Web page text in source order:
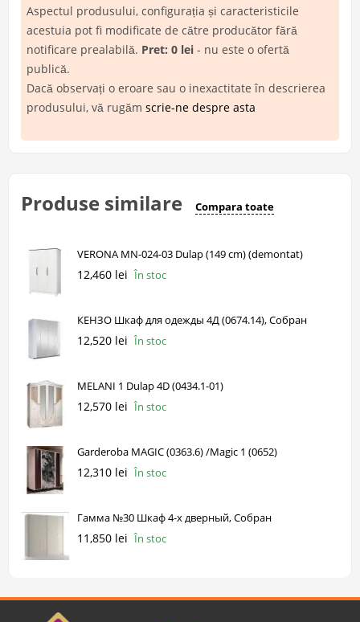
Aspectul produsului, configurația și caracteristicile
acestuia pot fi modificate de către producător fără
notificare prealabilă. Pret: 0 lei - nu este o ofertă
publică.
Dacă observați o eroare sau o inexactitate în descrierea
produsului, vă rugăm scrie-ne despre asta
Produse similare Compara toate
VERONA MN-024-03 Dulap (149 cm) (demontat)
12,460 lei În stoc
КЕНЗО Шкаф для одежды 4Д (0674.14), Собран
12,520 lei În stoc
MELANI 1 Dulap 4D (0434.1-01)
12,570 lei În stoc
Garderoba MAGIC (0363.6) /Magic 1 (0652)
12,310 lei În stoc
Гамма №30 Шкаф 4-х дверный, Собран
11,850 lei În stoc